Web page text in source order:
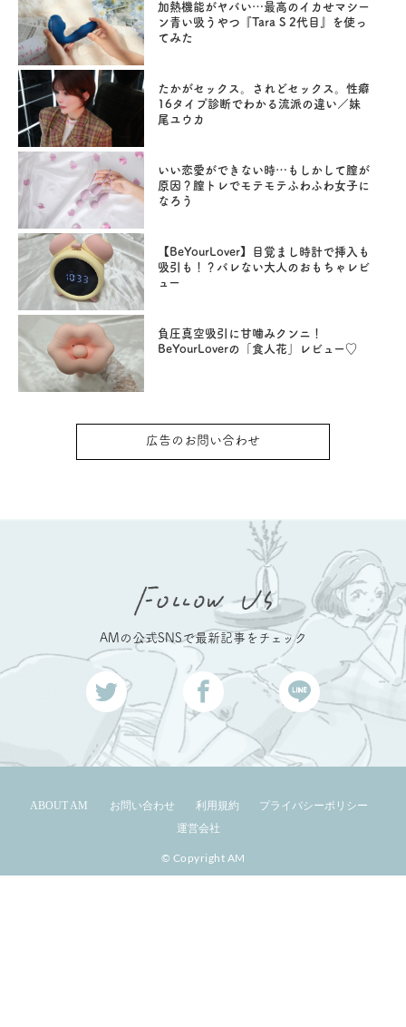
加熱機能がヤバい…最高のイカせマシー
ン青い吸うやつ『Tara S 2代目』を使っ
てみた
たかがセックス。されどセックス。性癖
16タイプ診断でわかる流派の違い／妹
尾ユウカ
いい恋愛ができない時…もしかして膣が
原因？膣トレでモテモテふわふわ女子に
なろう
【BeYourLover】目覚まし時計で挿入も
吸引も！？バレない大人のおもちゃレビ
ュー
負圧真空吸引に甘噛みクンニ！
BeYourLoverの「食人花」レビュー♡
広告のお問い合わせ
AMの公式SNSで最新記事をチェック
ABOUT AM お問い合わせ 利用規約
プライバシーポリシー
運営会社
© Copyright AM